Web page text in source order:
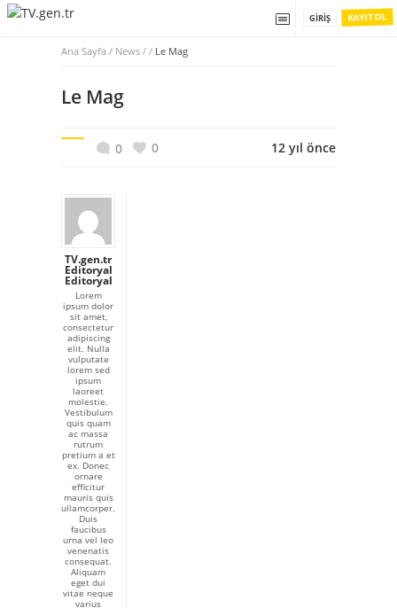
KAYIT OL
GIRIŞ
Ana Sayfa / News / / Le Mag
Le Mag
0 0 12 yıl önce
TV.gen.tr
Editoryal
Editoryal
Lorem
ipsum dolor
sit amet,
consectetur
adipiscing
elit. Nulla
vulputate
lorem sed
ipsum
laoreet
molestie.
Vestibulum
quis quam
ac massa
rutrum
pretium a et
ex. Donec
ornare
efficitur
mauris quis
ullamcorper.
Duis
faucibus
urna vel leo
venenatis
consequat.
Aliquam
eget dui
vitae neque
varius